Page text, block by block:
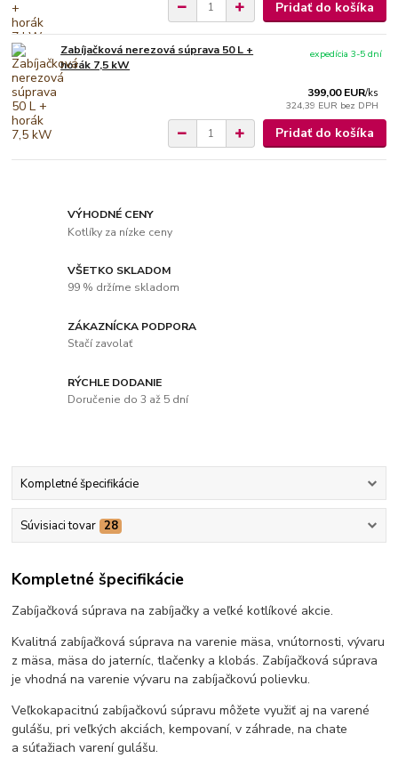
Pridať do košíka
Zabíjačková nerezová súprava 50 L +
horák 7,5 kW
399,00 EUR/ks
324,39 EUR bez DPH
expedícia 3-5 dní
Pridať do košíka
VÝHODNÉ CENY
Kotlíky za nízke ceny
VŠETKO SKLADOM
99 % držíme skladom
ZÁKAZNÍCKA PODPORA
Stačí zavolať
RÝCHLE DODANIE
Doručenie do 3 až 5 dní
Kompletné špecifikácie
Súvisiaci tovar 28
Kompletné špecifikácie
Zabíjačková súprava na zabíjačky a veľké kotlíkové akcie.
Kvalitná zabíjačková súprava na varenie mäsa, vnútornosti, vývaru
z mäsa, mäsa do jaterníc, tlačenky a klobás. Zabíjačková súprava
je vhodná na varenie vývaru na zabíjačkovú polievku.
Veľkokapacitnú zabíjačkovú súpravu môžete využiť aj na varené
gulášu, pri veľkých akciách, kempovaní, v záhrade, na chate
a súťažiach varení gulášu.